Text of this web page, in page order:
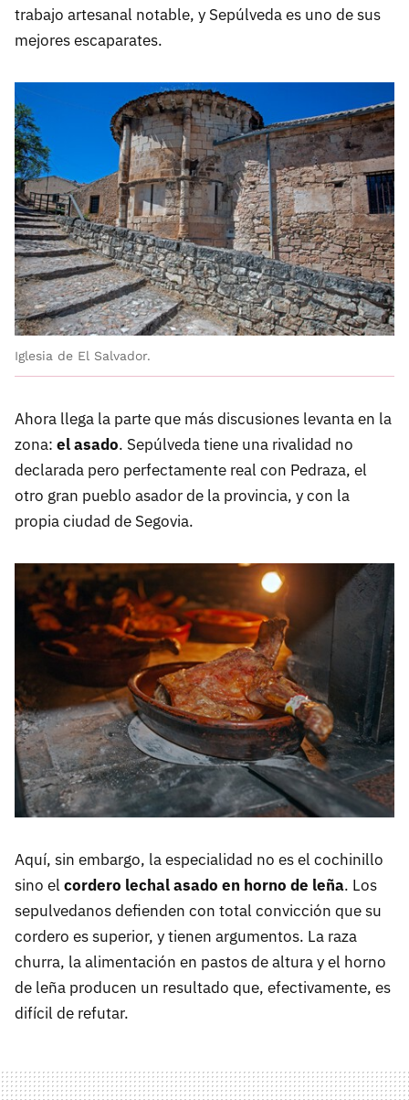
trabajo artesanal notable, y Sepúlveda es uno de sus
mejores escaparates.
Iglesia de El Salvador.
Ahora llega la parte que más discusiones levanta en la
zona: el asado. Sepúlveda tiene una rivalidad no
declarada pero perfectamente real con Pedraza, el
otro gran pueblo asador de la provincia, y con la
propia ciudad de Segovia.
Aquí, sin embargo, la especialidad no es el cochinillo
sino el cordero lechal asado en horno de leña. Los
sepulvedanos defienden con total convicción que su
cordero es superior, y tienen argumentos. La raza
churra, la alimentación en pastos de altura y el horno
de leña producen un resultado que, efectivamente, es
difícil de refutar.